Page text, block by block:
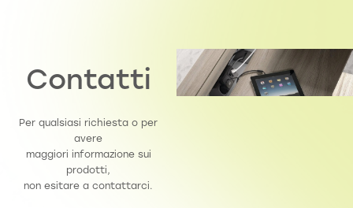
Contatti
Per qualsiasi richiesta o per
avere
maggiori informazione sui
prodotti,
non esitare a contattarci.